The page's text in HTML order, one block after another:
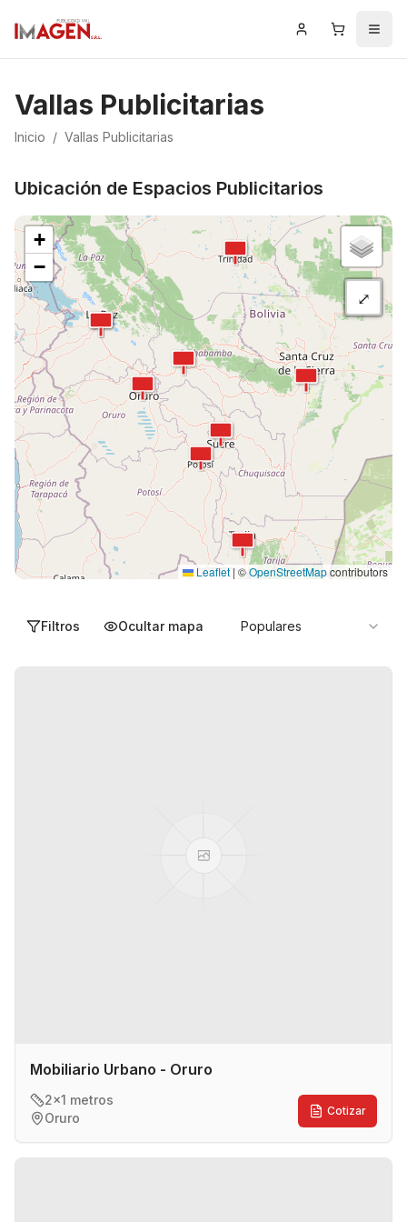
Iniciar Sesión
Carrito
Vallas Publicitarias
Inicio / Vallas Publicitarias
Ubicación de Espacios Publicitarios
+
−
⤢
Leaflet | ©OpenStreetMapcontributors
Filtros Ocultar mapa Populares
Mobiliario Urbano - Oruro
2x1 metros
Oruro
Cotizar